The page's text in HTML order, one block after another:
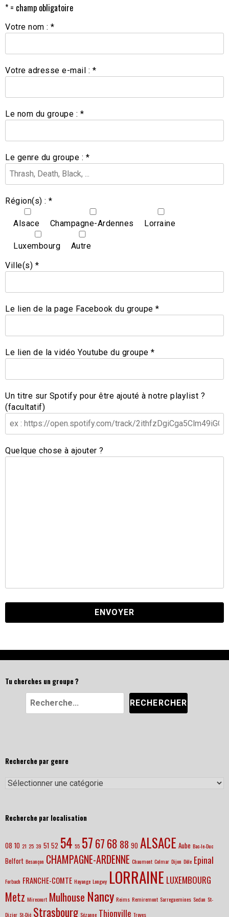
* = champ obligatoire
Votre nom : *
Votre adresse e-mail : *
Le nom du groupe : *
Le genre du groupe : *
Région(s) : *
Alsace Champagne-Ardennes Lorraine
Luxembourg
Autre
Ville(s) *
Le lien de la page Facebook du groupe *
Le lien de la vidéo Youtube du groupe *
Un titre sur Spotify pour être ajouté à notre playlist ?
(facultatif)
Quelque chose à ajouter ?
Tu cherches un groupe ?
Recherche par genre
Recherche par localisation
08 10 21 25 39 51 52 54 55 576768 88 90 ALSACE Aube Bac-le-Duc
Belfort Besançon CHAMPAGNE-ARDENNE Chaumont Colmar Dijon Dôle Epinal
Forbach FRANCHE-COMTE Hayange Longwy LORRAINE LUXEMBOURG
Metz Mirecourt Mulhouse Nancy Reims Remiremont Sarreguemines Sedan St-
Dizier St-Dié Strasbourg Sézanne Thionville Troyes